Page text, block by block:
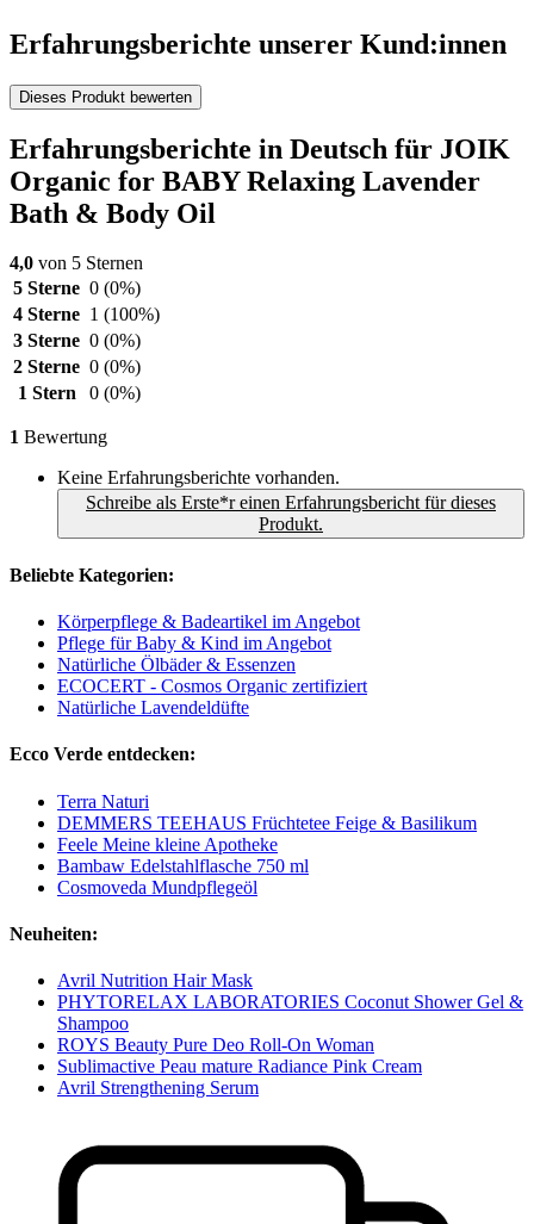
Erfahrungsberichte unserer Kund:innen
Dieses Produkt bewerten
Erfahrungsberichte in Deutsch für JOIK
Organic for BABY Relaxing Lavender
Bath & Body Oil
4,0 von 5 Sternen
5 Sterne 0 (0%)
4 Sterne 1 (100%)
3 Sterne 0 (0%)
2 Sterne 0 (0%)
1 Stern
0 (0%)
1 Bewertung
Keine Erfahrungsberichte vorhanden.
Schreibe als Erste*r einen Erfahrungsbericht für dieses
Produkt.
Beliebte Kategorien:
Körperpflege & Badeartikel im Angebot
Pflege für Baby & Kind im Angebot
Natürliche Ölbäder & Essenzen
ECOCERT - Cosmos Organic zertifiziert
Natürliche Lavendeldüfte
Ecco Verde entdecken:
Terra Naturi
DEMMERS TEEHAUS Früchtetee Feige & Basilikum
Feele Meine kleine Apotheke
Bambaw Edelstahlflasche 750 ml
Cosmoveda Mundpflegeöl
Neuheiten:
Avril Nutrition Hair Mask
PHYTORELAX LABORATORIES Coconut Shower Gel &
Shampoo
ROYS Beauty Pure Deo Roll-On Woman
Sublimactive Peau mature Radiance Pink Cream
Avril Strengthening Serum